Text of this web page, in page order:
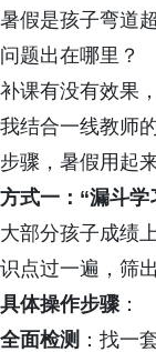
暑假是孩子弯道
问题出在哪里？
补课有没有效果
我结合一线教师
步骤，暑假用起
方式一：“漏斗
大部分孩子成绩
识点过一遍，筛
具体操作步骤：
全面检测 ：找一